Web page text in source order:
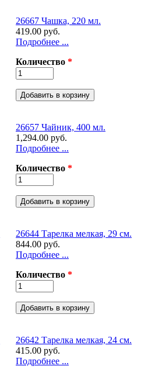
26667 Чашка, 220 мл.
419.00 руб.
Подробнее ...
Количество *
26657 Чайник, 400 мл.
1,294.00 руб.
Подробнее ...
Количество *
26644 Тарелка мелкая, 29 см.
844.00 руб.
Подробнее ...
Количество *
26642 Тарелка мелкая, 24 см.
415.00 руб.
Подробнее ...